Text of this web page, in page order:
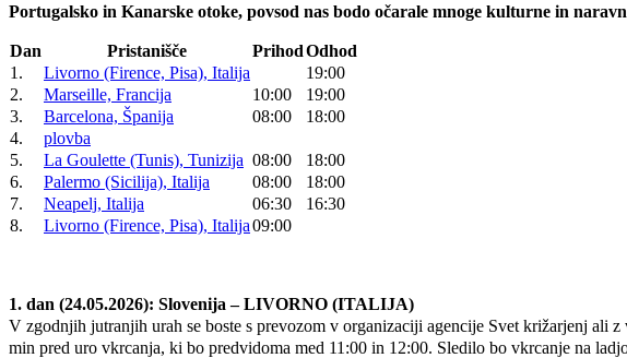
Portugalsko in Kanarske otoke, povsod nas bodo očarale mnoge kulturne in
Dan Pristanišče PrihodOdhod
1.
Livorno (Firence, Pisa), Italija
19:00
2.
Marseille, Francija 10:00
19:00
3.
Barcelona, Španija 08:00
18:00
4.
plovba
5.
La Goulette (Tunis), Tunizija 08:00
18:00
6.
Palermo (Sicilija), Italija 08:00
18:00
7.
Neapelj, Italija 06:30
16:30
8.
Livorno (Firence, Pisa), Italija09:00
1. dan (24.05.2026): Slovenija – LIVORNO (ITALIJA)
V zgodnjih jutranjih urah se boste s prevozom v organizaciji agencije Svet križarjenj
min pred uro vkrcanja, ki bo predvidoma med 11:00 in 12:00. Sledilo bo vkrcanje na